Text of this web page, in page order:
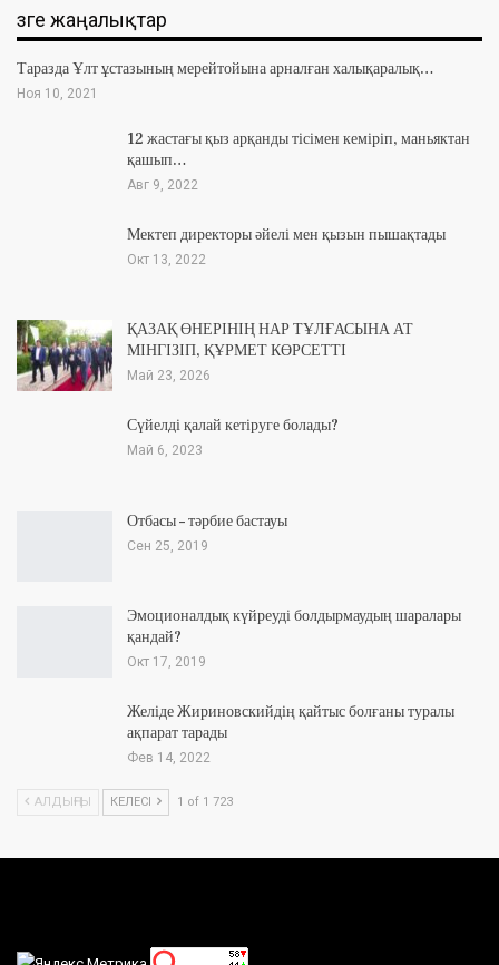
Өзге жаңалықтар
Таразда Ұлт ұстазының мерейтойына арналған халықаралық…
Ноя 10, 2021
12 жастағы қыз арқанды тісімен кеміріп, маньяктан
қашып…
Авг 9, 2022
Мектеп директоры әйелі мен қызын пышақтады
Окт 13, 2022
ҚАЗАҚ ӨНЕРІНІҢ НАР ТҰЛҒАСЫНА АТ
МІНГІЗІП, ҚҰРМЕТ КӨРСЕТТІ
Май 23, 2026
Сүйелді қалай кетіруге болады?
Май 6, 2023
Отбасы – тәрбие бастауы
Сен 25, 2019
Эмоционалдық күйреуді болдырмаудың шаралары
қандай?
Окт 17, 2019
Желіде Жириновскийдің қайтыс болғаны туралы
ақпарат тарады
Фев 14, 2022
АЛДЫҢҒЫ КЕЛЕСІ 1 of 1 723